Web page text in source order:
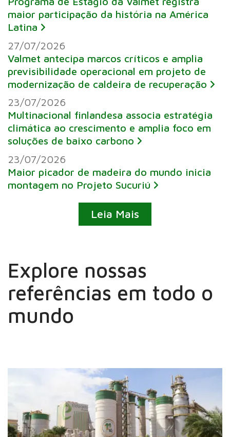
maior participação da história na América
Latina
27/07/2026
Valmet antecipa marcos críticos e amplia
previsibilidade operacional em projeto de
modernização de caldeira de recuperação
23/07/2026
Multinacional finlandesa associa estratégia
climática ao crescimento e amplia foco em
soluções de baixo carbono
23/07/2026
Maior picador de madeira do mundo inicia
montagem no Projeto Sucuriú
Leia Mais
Explore nossas
referências em todo o
mundo